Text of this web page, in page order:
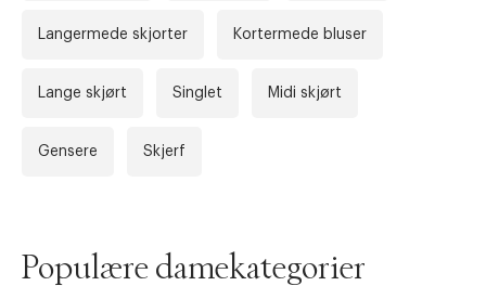
Langermede skjorter Kortermede bluser
Lange skjørt Singlet Midi skjørt
Gensere Skjerf
Populære damekategorier